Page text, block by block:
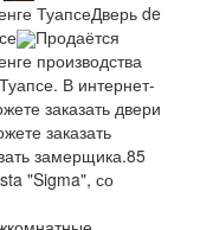
ТуапсеДверь de
Продаётся
производства
В интернет-
заказать двери
заказать
замерщика.85
"Sigma", со